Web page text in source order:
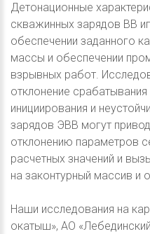
Детонационные
скважинных зарядов ВВ
обеспечении заданного
массы и обеспечении
взрывных работ.
отклонение
инициирования и
зарядов ЭВВ могут
отклонению параметров
расчетных значений и
на законтурный массив и
Наши исследования на
окатыш», АО